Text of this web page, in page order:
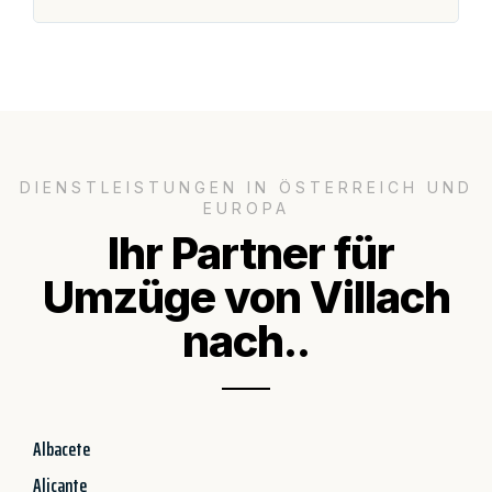
DIENSTLEISTUNGEN IN ÖSTERREICH UND
EUROPA
Ihr Partner für
Umzüge von Villach
nach..
Albacete
Alicante